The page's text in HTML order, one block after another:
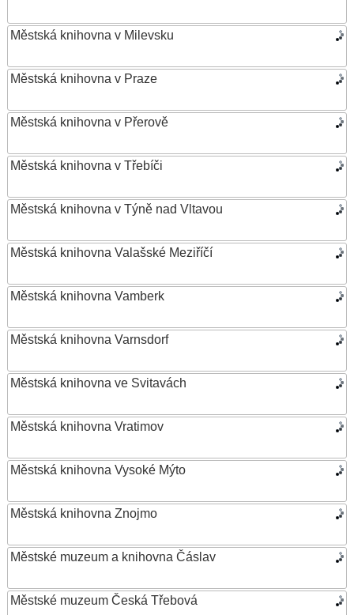
Městská knihovna v Milevsku
Městská knihovna v Praze
Městská knihovna v Přerově
Městská knihovna v Třebíči
Městská knihovna v Týně nad Vltavou
Městská knihovna Valašské Meziříčí
Městská knihovna Vamberk
Městská knihovna Varnsdorf
Městská knihovna ve Svitavách
Městská knihovna Vratimov
Městská knihovna Vysoké Mýto
Městská knihovna Znojmo
Městské muzeum a knihovna Čáslav
Městské muzeum Česká Třebová